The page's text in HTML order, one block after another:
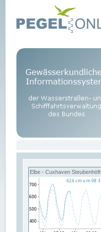
Elbe - Cuxhaven Steubenhöft